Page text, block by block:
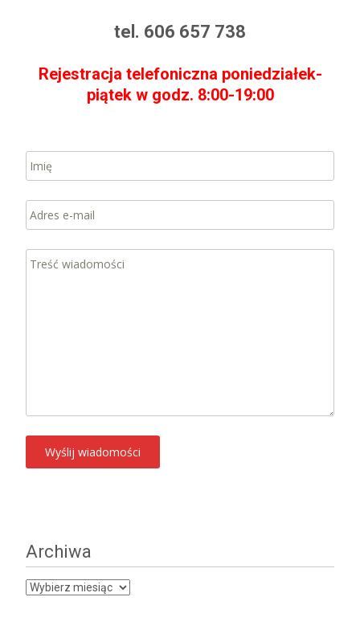
tel. 606 657 738
Rejestracja telefoniczna poniedziałek-
piątek w godz. 8:00-19:00
Archiwa
Archiwa